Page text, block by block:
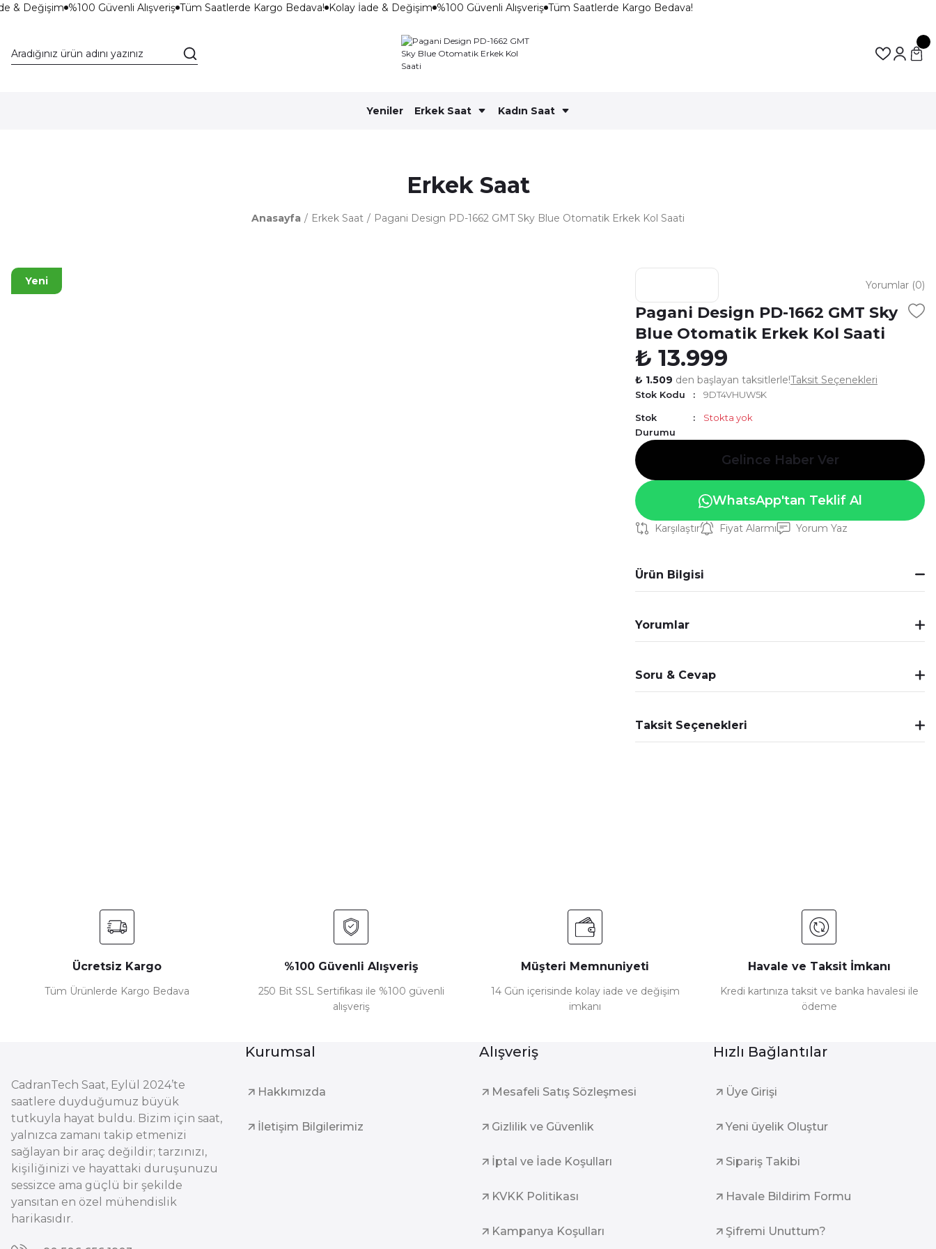
& Değişim %100 Güvenli Alışveriş Tüm Saatlerde Kargo Bedava! Kolay İade & Değişim %100 Güvenli Alışveriş Tüm Saatlerde Kargo Bedava!
Yeniler Erkek Saat Kadın Saat
Erkek Saat
Anasayfa Erkek Saat Pagani Design PD-1662 GMT Sky Blue Otomatik Erkek Kol Saati
Yeni Yorumlar (0)
Pagani Design PD-1662 GMT Sky
Blue Otomatik Erkek Kol Saati
₺ 13.999
₺ 1.509 den başlayan taksitlerle!Taksit Seçenekleri
Stok Kodu 9DT4VHUW5K
Stok
Durumu
Stokta yok
Gelince Haber Ver
WhatsApp'tan Teklif Al
Karşılaştır Fiyat Alarmı Yorum Yaz
Ürün Bilgisi
Yorumlar
Soru & Cevap
Taksit Seçenekleri
Ücretsiz Kargo
Tüm Ürünlerde Kargo Bedava
%100 Güvenli Alışveriş
250 Bit SSL Sertifikası ile %100 güvenli
alışveriş
Müşteri Memnuniyeti
14 Gün içerisinde kolay iade ve değişim
imkanı
Havale ve Taksit İmkanı
Kredi kartınıza taksit ve banka havalesi ile
ödeme
CadranTech Saat, Eylül 2024’te
saatlere duyduğumuz büyük
tutkuyla hayat buldu. Bizim için saat,
yalnızca zamanı takip etmenizi
sağlayan bir araç değildir; tarzınızı,
kişiliğinizi ve hayattaki duruşunuzu
sessizce ama güçlü bir şekilde
yansıtan en özel mühendislik
harikasıdır.
Kurumsal
Hakkımızda
İletişim Bilgilerimiz
Alışveriş
Mesafeli Satış Sözleşmesi
Gizlilik ve Güvenlik
İptal ve İade Koşulları
KVKK Politikası
Kampanya Koşulları
Hızlı Bağlantılar
Üye Girişi
Yeni üyelik Oluştur
Sipariş Takibi
Havale Bildirim Formu
Şifremi Unuttum?